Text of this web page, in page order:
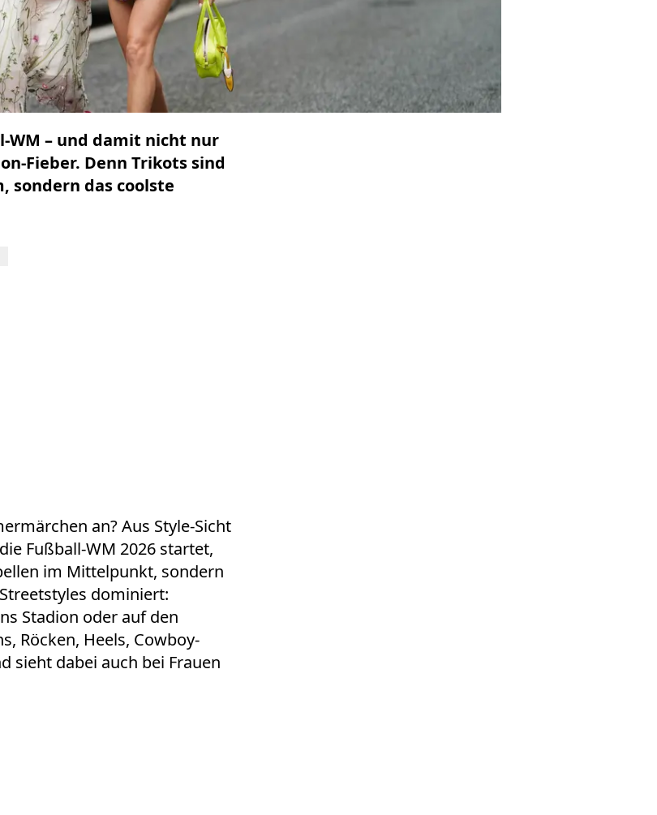
– und damit nicht nur
Fieber. Denn Trikots sind
sondern das coolste
an? Aus Style-Sicht
Fußball-WM 2026 startet,
im Mittelpunkt, sondern
dominiert:
Stadion oder auf den
Röcken, Heels, Cowboy-
sieht dabei auch bei Frauen